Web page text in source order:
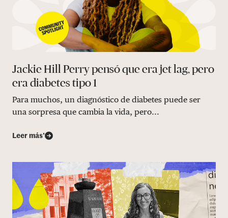
Jackie Hill Perry pensó que era jet lag, pero
era diabetes tipo 1
Para muchos, un diagnóstico de diabetes puede ser
una sorpresa que cambia la vida, pero...
Leer más’